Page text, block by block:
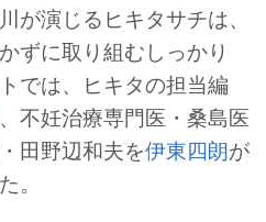
が演じるヒキタサチは、
ずに取り組むしっかり
では、ヒキタの担当編
、不妊治療専門医・桑島医
田野辺和夫を伊東四朗が
。